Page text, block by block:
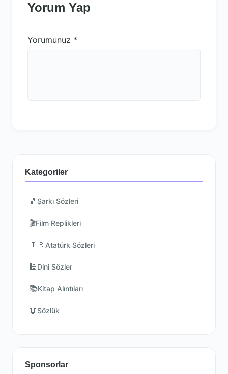
Yorum Yap
Yorumunuz *
Kategoriler
🎵 Şarkı Sözleri
🎬Film Replikleri
🇹🇷Atatürk Sözleri
🕌Dini Sözler
📚Kitap Alıntıları
📖Sözlük
Sponsorlar